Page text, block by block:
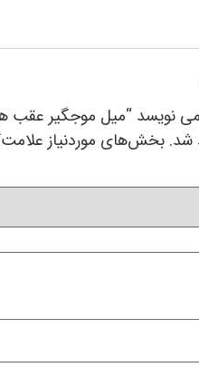
نویسد “میل موجگیر عقب
شد. بخش‌های موردنیاز